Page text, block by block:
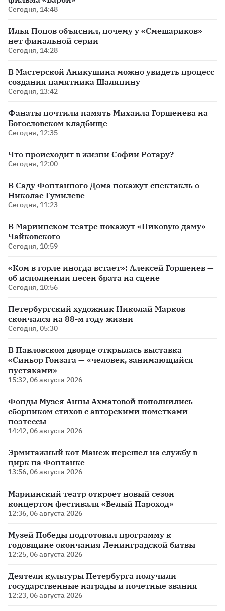
Сегодня, 14:48
Илья Попов объяснил, почему у «Смешариков»
нет финальной серии
Сегодня, 14:28
В Мастерской Аникушина можно увидеть процесс
создания памятника Шаляпину
Сегодня, 13:42
Фанаты почтили память Михаила Горшенева на
Богословском кладбище
Сегодня, 12:35
Что происходит в жизни Софии Ротару?
Сегодня, 12:00
В Саду Фонтанного Дома покажут спектакль о
Николае Гумилеве
Сегодня, 11:23
В Мариинском театре покажут «Пиковую даму»
Чайковского
Сегодня, 10:59
«Ком в горле иногда встает»: Алексей Горшенев —
об исполнении песен брата на сцене
Сегодня, 10:56
Петербургский художник Николай Марков
скончался на 88-м году жизни
Сегодня, 05:30
В Павловском дворце открылась выставка
«Синьор Гонзага — «человек, занимающийся
пустяками»
15:32, 06 августа 2026
Фонды Музея Анны Ахматовой пополнились
сборником стихов с авторскими пометками
поэтессы
14:42, 06 августа 2026
Эрмитажный кот Манеж перешел на службу в
цирк на Фонтанке
13:56, 06 августа 2026
Мариинский театр откроет новый сезон
концертом фестиваля «Белый Пароход»
12:36, 06 августа 2026
Музей Победы подготовил программу к
годовщине окончания Ленинградской битвы
12:25, 06 августа 2026
Деятели культуры Петербурга получили
государственные награды и почетные звания
12:23, 06 августа 2026